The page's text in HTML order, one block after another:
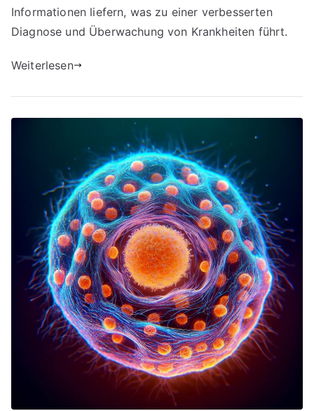
Informationen liefern, was zu einer verbesserten
Diagnose und Überwachung von Krankheiten führt.
Weiterlesen